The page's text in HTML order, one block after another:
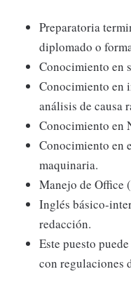
Preparatoria
diplomado o
Conocimiento en
Conocimiento en
análisis de causa
Conocimiento en
Conocimiento en
maquinaria.
Manejo de Office
Inglés básico-
redacción.
Este puesto
con regulaciones